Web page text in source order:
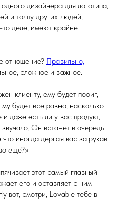
дизайнера для логотипа,
и толпу других людей,
деле, имеют крайне
отношение? Правильно,
сложное и важное.
клиенту, ему будет пофиг,
будет все равно, насколько
даже есть ли у вас продукт,
Он встанет в очередь
иногда дергая вас за рукав
еще?»
этот самый главный
его и оставляет с ним
вот, смотри, Lovable тебе в